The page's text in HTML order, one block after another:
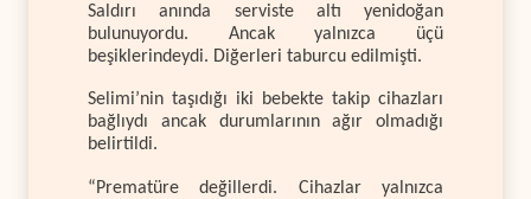
Saldırı anında serviste altı yenidoğan
bulunuyordu. Ancak yalnızca üçü
beşiklerindeydi. Diğerleri taburcu edilmişti.
Selimi’nin taşıdığı iki bebekte takip cihazları
bağlıydı ancak durumlarının ağır olmadığı
belirtildi.
“Prematüre değillerdi. Cihazlar yalnızca